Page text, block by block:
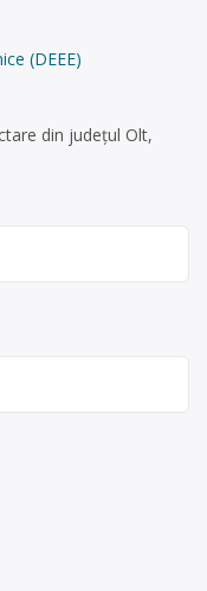
(DEEE)
din județul Olt,